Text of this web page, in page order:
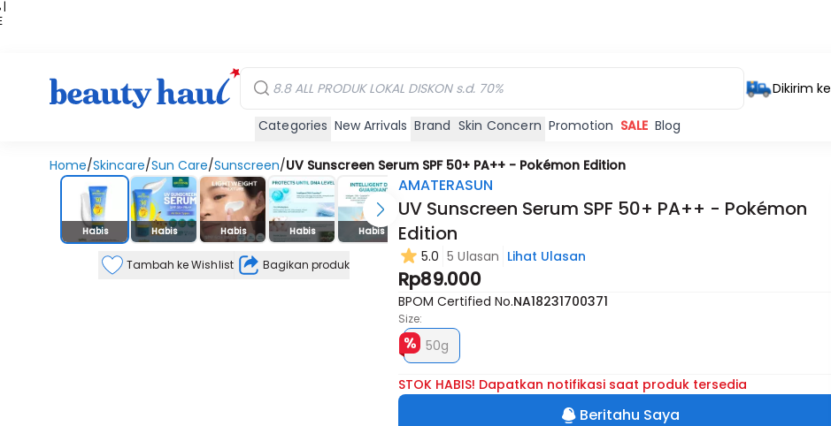
|
Dikirim ke
Categories New Arrivals Brand Skin Concern Promotion SALE Blog
Home/Skincare/Sun Care/Sunscreen/UV Sunscreen Serum SPF 50+ PA++ - Pokémon Edition
Stok Habis
Habis Habis Habis Habis Habis Habis
Tambah ke Wishlist Bagikan produk
AMATERASUN
UV Sunscreen Serum SPF 50+ PA++ - Pokémon
Edition
5.0 5 Ulasan Lihat Ulasan
Rp89.000
BPOM Certified No.NA18231700371
Size:
50g
STOK HABIS! Dapatkan notifikasi saat produk tersedia
Beritahu Saya